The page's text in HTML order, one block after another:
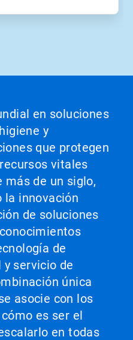
en soluciones
y
que protegen
vitales
más de un siglo,
la innovación
de soluciones
de
servicio de
única
asocie con los
es ser el
en todas